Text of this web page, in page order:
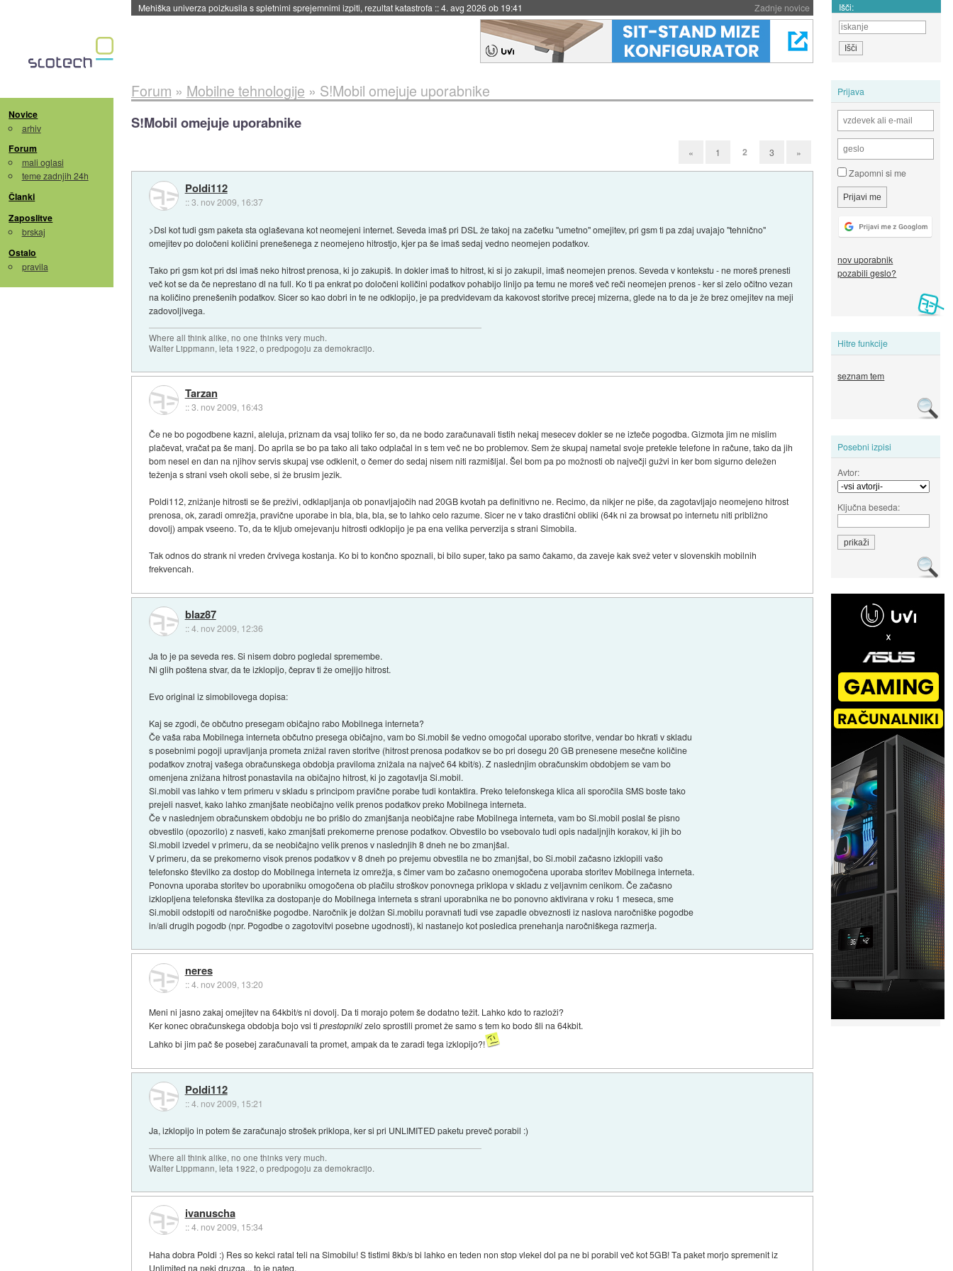
Zadnje novice
Mehiška univerza poizkusila s spletnimi sprejemnimi izpiti, rezultat katastrofa ::4. avg 2026 ob 19:41 Išči:
Novice
arhiv
Forum
mali oglasi
teme zadnjih 24h
Članki
Zaposlitve
brskaj
Ostalo
pravila
Prijava
Zapomni si me
nov uporabnik
pozabili geslo?
Hitre funkcije
seznam tem
Posebni izpisi
Avtor:
Ključna beseda:
Forum » Mobilne tehnologije » S!Mobil omejuje uporabnike
S!Mobil omejuje uporabnike
« 1 2 3 »
Poldi112
::3. nov 2009, 16:37
>Dsl kot tudi gsm paketa sta oglaševana kot neomejeni internet. Seveda imaš pri DSL že takoj na začetku "umetno" omejitev, pri gsm ti pa zdaj uvajajo "tehnično"
omejitev po določeni količini prenešenega z neomejeno hitrostjo, kjer pa še imaš sedaj vedno neomejen podatkov.
Tako pri gsm kot pri dsl imaš neko hitrost prenosa, ki jo zakupiš. In dokler imaš to hitrost, ki si jo zakupil, imaš neomejen prenos. Seveda v kontekstu - ne moreš prenesti
več kot se da če neprestano dl na full. Ko ti pa enkrat po določeni količini podatkov pohabijo linijo pa temu ne moreš več reči neomejen prenos - ker si zelo očitno vezan
na količino prenešenih podatkov. Sicer so kao dobri in te ne odklopijo, je pa predvidevam da kakovost storitve precej mizerna, glede na to da je že brez omejitev na meji
zadovoljivega.
Where all think alike, no one thinks very much.
Walter Lippmann, leta 1922, o predpogoju za demokracijo.
Tarzan
::3. nov 2009, 16:43
Če ne bo pogodbene kazni, aleluja, priznam da vsaj toliko fer so, da ne bodo zaračunavali tistih nekaj mesecev dokler se ne izteče pogodba. Gizmota jim ne mislim
plačevat, vračat pa še manj. Do aprila se bo pa tako ali tako odplačal in s tem več ne bo problemov. Sem že skupaj nametal svoje pretekle telefone in račune, tako da jih
bom nesel en dan na njihov servis skupaj vse odklenit, o čemer do sedaj nisem niti razmišljal. Šel bom pa po možnosti ob največji gužvi in ker bom sigurno deležen
teženja s strani vseh okoli sebe, si že brusim jezik.
Poldi112, znižanje hitrosti se še preživi, odklapljanja ob ponavljajočih nad 20GB kvotah pa definitivno ne. Recimo, da nikjer ne piše, da zagotavljajo neomejeno hitrost
prenosa, ok, zaradi omrežja, pravične uporabe in bla, bla, bla, se to lahko celo razume. Sicer ne v tako drastični obliki (64k ni za browsat po internetu niti približno
dovolj) ampak vseeno. To, da te kljub omejevanju hitrosti odklopijo je pa ena velika perverzija s strani Simobila.
Tak odnos do strank ni vreden črvivega kostanja. Ko bi to končno spoznali, bi bilo super, tako pa samo čakamo, da zaveje kak svež veter v slovenskih mobilnih
frekvencah.
blaz87
::4. nov 2009, 12:36
Ja to je pa seveda res. Si nisem dobro pogledal spremembe.
Ni glih poštena stvar, da te izklopijo, čeprav ti že omejijo hitrost.
Evo original iz simobilovega dopisa:
Kaj se zgodi, če občutno presegam običajno rabo Mobilnega interneta?
Če vaša raba Mobilnega interneta občutno presega običajno, vam bo Si.mobil še vedno omogočal uporabo storitve, vendar bo hkrati v skladu
s posebnimi pogoji upravljanja prometa znižal raven storitve (hitrost prenosa podatkov se bo pri dosegu 20 GB prenesene mesečne količine
podatkov znotraj vašega obračunskega obdobja praviloma znižala na največ 64 kbit/s). Z naslednjim obračunskim obdobjem se vam bo
omenjena znižana hitrost ponastavila na običajno hitrost, ki jo zagotavlja Si.mobil.
Si.mobil vas lahko v tem primeru v skladu s principom pravične porabe tudi kontaktira. Preko telefonskega klica ali sporočila SMS boste tako
prejeli nasvet, kako lahko zmanjšate neobičajno velik prenos podatkov preko Mobilnega interneta.
Če v naslednjem obračunskem obdobju ne bo prišlo do zmanjšanja neobičajne rabe Mobilnega interneta, vam bo Si.mobil poslal še pisno
obvestilo (opozorilo) z nasveti, kako zmanjšati prekomerne prenose podatkov. Obvestilo bo vsebovalo tudi opis nadaljnjih korakov, ki jih bo
Si.mobil izvedel v primeru, da se neobičajno velik prenos v naslednjih 8 dneh ne bo zmanjšal.
V primeru, da se prekomerno visok prenos podatkov v 8 dneh po prejemu obvestila ne bo zmanjšal, bo Si.mobil začasno izklopili vašo
telefonsko številko za dostop do Mobilnega interneta iz omrežja, s čimer vam bo začasno onemogočena uporaba storitev Mobilnega interneta.
Ponovna uporaba storitev bo uporabniku omogočena ob plačilu stroškov ponovnega priklopa v skladu z veljavnim cenikom. Če začasno
izklopljena telefonska številka za dostopanje do Mobilnega interneta s strani uporabnika ne bo ponovno aktivirana v roku 1 meseca, sme
Si.mobil odstopiti od naročniške pogodbe. Naročnik je dolžan Si.mobilu poravnati tudi vse zapadle obveznosti iz naslova naročniške pogodbe
in/ali drugih pogodb (npr. Pogodbe o zagotovitvi posebne ugodnosti), ki nastanejo kot posledica prenehanja naročniškega razmerja.
neres
::4. nov 2009, 13:20
Meni ni jasno zakaj omejitev na 64kbit/s ni dovolj. Da ti morajo potem še dodatno težit. Lahko kdo to razloži?
Ker konec obračunskega obdobja bojo vsi tiprestopnikizelo sprostili promet že samo s tem ko bodo šli na 64kbit.
Lahko bi jim pač še posebej zaračunavali ta promet, ampak da te zaradi tega izklopijo?!
Poldi112
::4. nov 2009, 15:21
Ja, izklopijo in potem še zaračunajo strošek priklopa, ker si pri UNLIMITED paketu preveč porabil :)
Where all think alike, no one thinks very much.
Walter Lippmann, leta 1922, o predpogoju za demokracijo.
ivanuscha
::4. nov 2009, 15:34
Haha dobra Poldi :) Res so kekci ratal teli na Simobilu! S tistimi 8kb/s bi lahko en teden non stop vlekel dol pa ne bi porabil več kot 5GB! Ta paket morjo spremenit iz
Unlimited na neki druzga... to je nateg.